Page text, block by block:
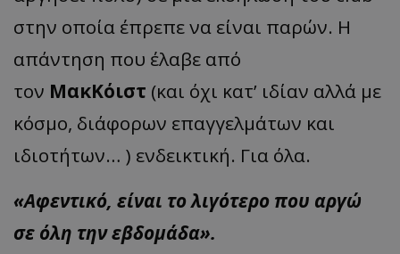
στην οποία έπρεπε να είναι παρών. Η
απάντηση που έλαβε από
τον ΜακΚόιστ (και όχι κατ’ ιδίαν αλλά με
κόσμο, διάφορων επαγγελμάτων και
ιδιοτήτων… ) ενδεικτική. Για όλα.
«Αφεντικό, είναι το λιγότερο που αργώ
σε όλη την εβδομάδα».